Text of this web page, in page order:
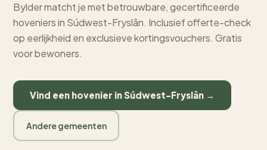
Bylder matcht je met betrouwbare, gecertificeerde
hoveniers in Súdwest-Fryslân. Inclusief offerte-check
op eerlijkheid en exclusieve kortingsvouchers. Gratis
voor bewoners.
Vind een hovenier in Súdwest-Fryslân →
Andere gemeenten